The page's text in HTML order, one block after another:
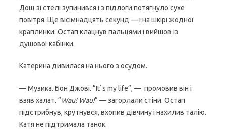
Дощ зі стелі зупинився і з підлоги потягнуло сухе
повітря. Ще вісімнадцять секунд — і на шкірі жодної
краплинки. Остап клацнув пальцями і вийшов із
душової кабінки.
Катерина дивилася на нього з осудом.
— Музика. Бон Джові. “It`s my life”, — промовив він і
взяв халат. “Wau! Wau!” — загорлали стіни. Остап
підстрибнув, крутнувся, вхопив дівчину і нахилив талію.
Катя не підтримала танок.